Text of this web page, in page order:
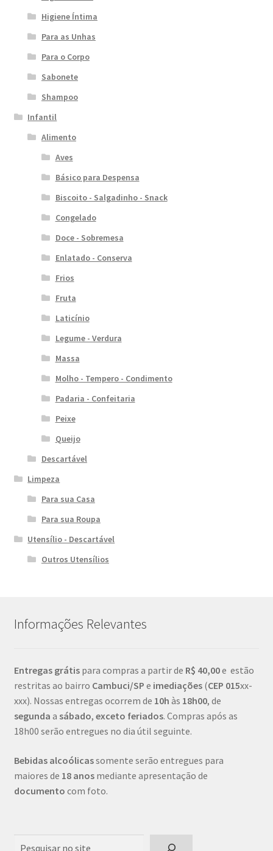
Higiene Íntima
Para as Unhas
Para o Corpo
Sabonete
Shampoo
Infantil
Alimento
Aves
Básico para Despensa
Biscoito - Salgadinho - Snack
Congelado
Doce - Sobremesa
Enlatado - Conserva
Frios
Fruta
Laticínio
Legume - Verdura
Massa
Molho - Tempero - Condimento
Padaria - Confeitaria
Peixe
Queijo
Descartável
Limpeza
Para sua Casa
Para sua Roupa
Utensílio - Descartável
Outros Utensílios
Informações Relevantes
Entregas grátis para compras a partir de R$ 40,00e estão
restritas ao bairro Cambuci/SP e imediações(CEP 015xx-
xxx). Nossas entregas ocorrem de 10h às 18h00, de
segunda a sábado, exceto feriados. Compras após as
18h00 serão entregues no dia útil seguinte.
Bebidas alcoólicassomente serão entregues para
maiores de 18 anosmediante apresentação de
documento com foto.